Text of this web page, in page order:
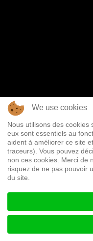
We use cookies
Nous utilisons des cookies
eux sont essentiels au
aident à améliorer ce site
traceurs). Vous pouvez
non ces cookies. Merci de
risquez de ne pas pouvoir
du site.